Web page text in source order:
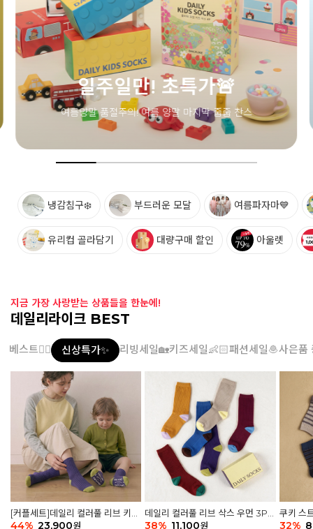
냉감침구❄️ 부드러운 모달 여름파자마💙
유리컵 골라담기 대량구매 할인 아울렛
지금 가장 사랑받는 상품들을 한눈에!
데일리라이크 BEST
베스트👍🏻 신상특가✨ 리빙세일🏡키즈세일👶🏻패션세일🧆사은품
[커플세트]데일리 컬러풀 리브 키즈
6P & 우먼3P 삭스세트
44% 23,900원
데일리 컬러풀 리브 삭스 우먼 3P
세트
38% 11,100원
쿠키 스
32%